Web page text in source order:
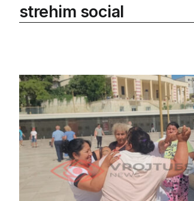
strehim social